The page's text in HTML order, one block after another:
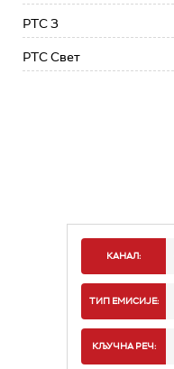
РТС 3
РТС Свет
КАНАЛ:
ТИП ЕМИСИЈЕ:
КЉУЧНА РЕЧ: